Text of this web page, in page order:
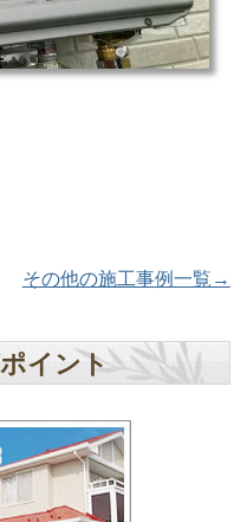
その他の施工事例一覧→
イント